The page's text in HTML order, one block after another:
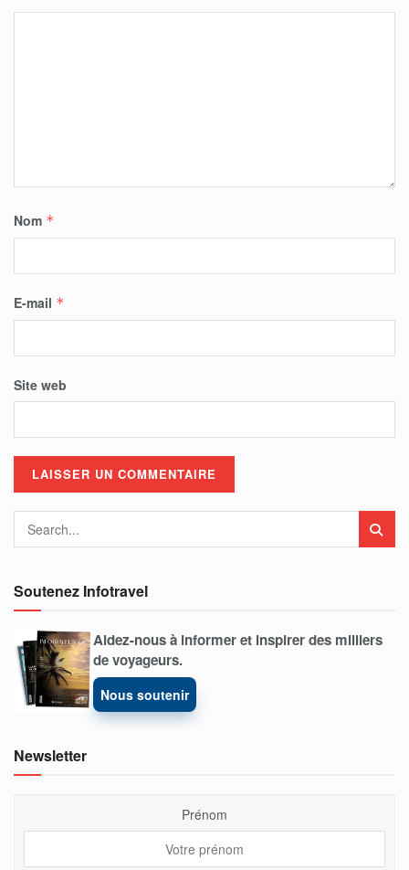
Nom *
E-mail *
Site web
Soutenez Infotravel
Aidez-nous à informer et inspirer des milliers
de voyageurs.
Nous soutenir
Newsletter
Prénom